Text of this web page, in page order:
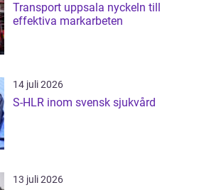
Transport uppsala nyckeln till
effektiva markarbeten
14 juli 2026
S-HLR inom svensk sjukvård
13 juli 2026